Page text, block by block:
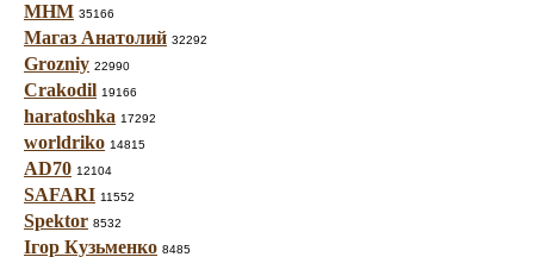
МНМ 35166
Магаз Анатолий 32292
Grozniy 22990
Crakodil 19166
haratoshka 17292
worldriko 14815
AD70 12104
SAFARI 11552
Spektor 8532
Ігор Кузьменко 8485